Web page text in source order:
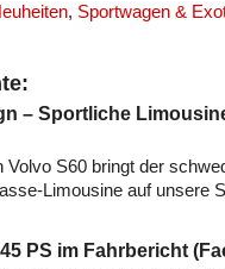
, Sportwagen &
– Sportliche
S60 bringt der
Limousine auf unsere
PS im Fahrbericht